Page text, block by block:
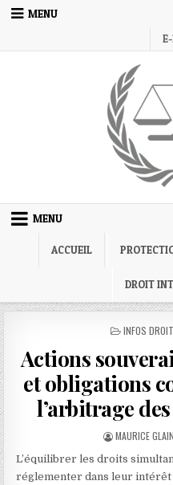
Skip
MENU
MENU
ACCUEIL
DROIT
POSTED
INFOS
Actions
et obligations
l’arbitrage
AUTHOR:
MAURICE GLAIN
L’équilibrer les droits
réglementer dans leur